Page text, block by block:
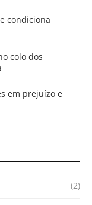
condiciona
colo dos
em prejuízo e
(2)